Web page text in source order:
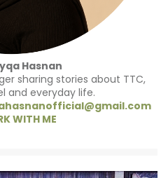
Hasnan
sharing stories about TTC,
and everyday life.
WITH ME